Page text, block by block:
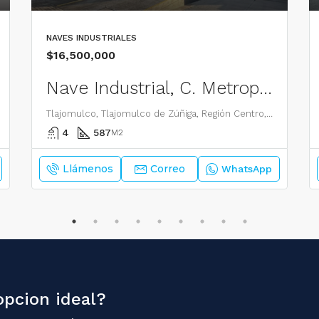
NAVES INDUSTRIALES
$16,500,000
Nave Industrial, C. Metropolitano, Tlajomulco
Tlajomulco, Tlajomulco de Zúñiga, Región Centro, Jalisco, 45640, México
4 587M2
Llámenos Correo WhatsApp
ideal?